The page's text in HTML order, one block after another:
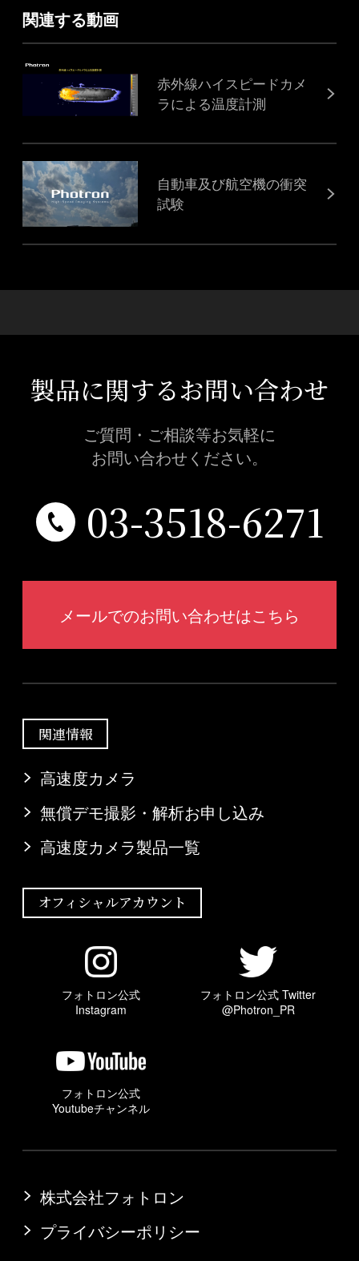
関連する動画
赤外線ハイスピードカメ
ラによる温度計測
自動車及び航空機の衝突
試験
製品に関するお問い合わせ
ご質問・ご相談等お気軽に
お問い合わせください。
03-3518-6271
メールでのお問い合わせはこちら
関連情報
高速度カメラ
無償デモ撮影・解析お申し込み
高速度カメラ製品一覧
オフィシャルアカウント
フォトロン公式
Instagram
フォトロン公式 Twitter
@Photron_PR
フォトロン公式
Youtubeチャンネル
株式会社フォトロン
プライバシーポリシー